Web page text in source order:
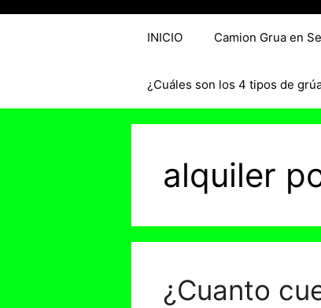
INICIO Camion Grua en
¿Cuáles son los 4 tipos de
alquiler
¿Cuanto